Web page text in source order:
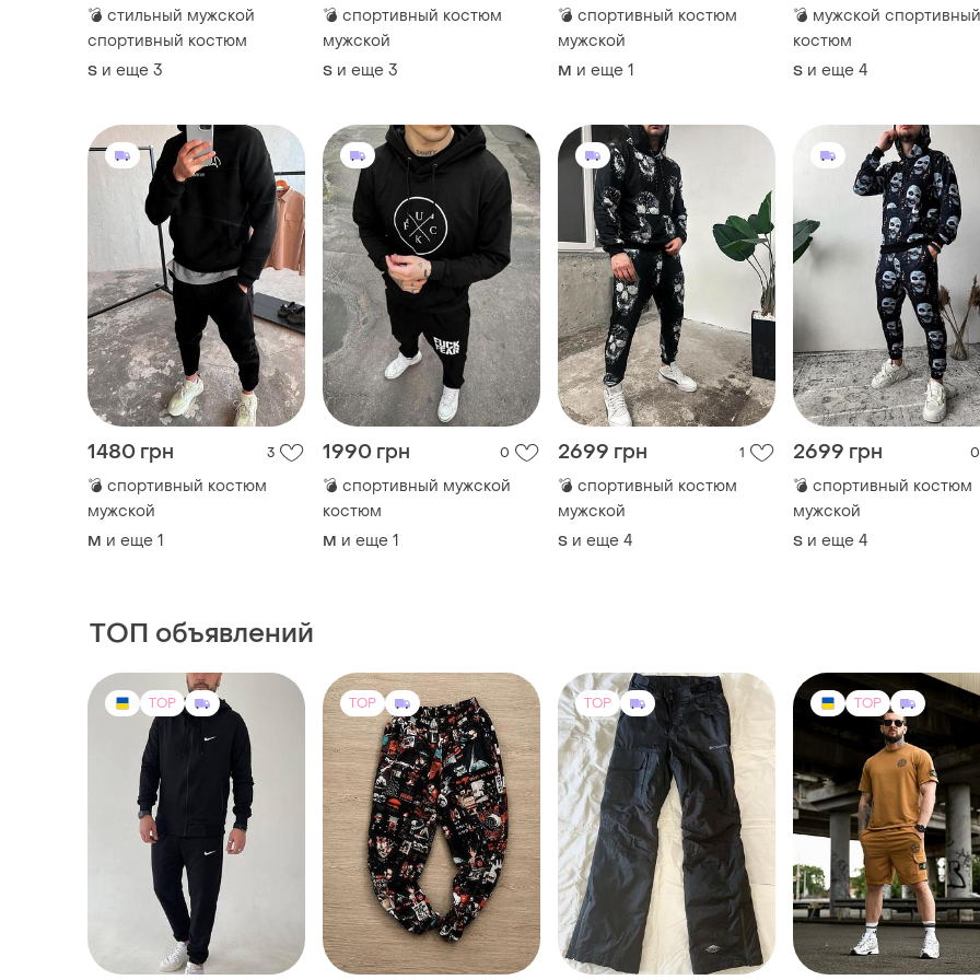
💣 стильный мужской
спортивный костюм
S и еще 3
💣 спортивный костюм
мужской
S и еще 3
💣 спортивный костюм
мужской
M и еще 1
💣 мужской спортивный
костюм
S и еще 4
1480 грн 3
💣 спортивный костюм
мужской
M и еще 1
1990 грн 0
💣 спортивный мужской
костюм
M и еще 1
2699 грн 1
💣 спортивный костюм
мужской
S и еще 4
2699 грн 0
💣 спортивный костюм
мужской
S и еще 4
ТОП объявлений
TOP TOP TOP TOP